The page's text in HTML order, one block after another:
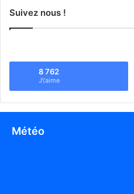
Suivez nous !
8 762
J\'aime
Météo